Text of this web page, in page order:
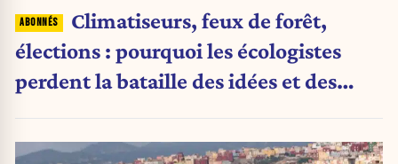
Climatiseurs, feux de forêt,
élections : pourquoi les écologistes
perdent la bataille des idées et des